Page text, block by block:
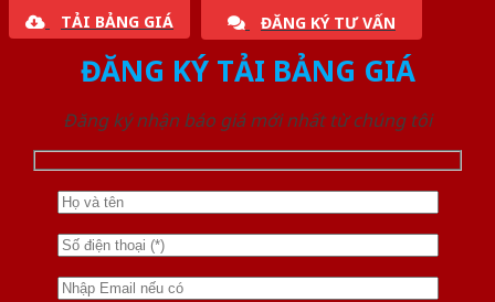
TẢI BẢNG GIÁ ĐĂNG KÝ TƯ VẤN
ĐĂNG KÝ TẢI BẢNG GIÁ
Đăng ký nhận báo giá mới nhất từ chúng tôi